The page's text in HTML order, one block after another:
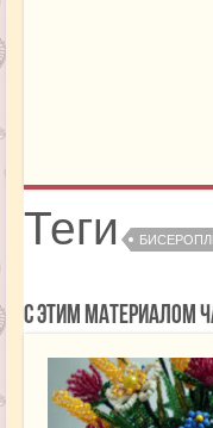
Теги
С этим материалом